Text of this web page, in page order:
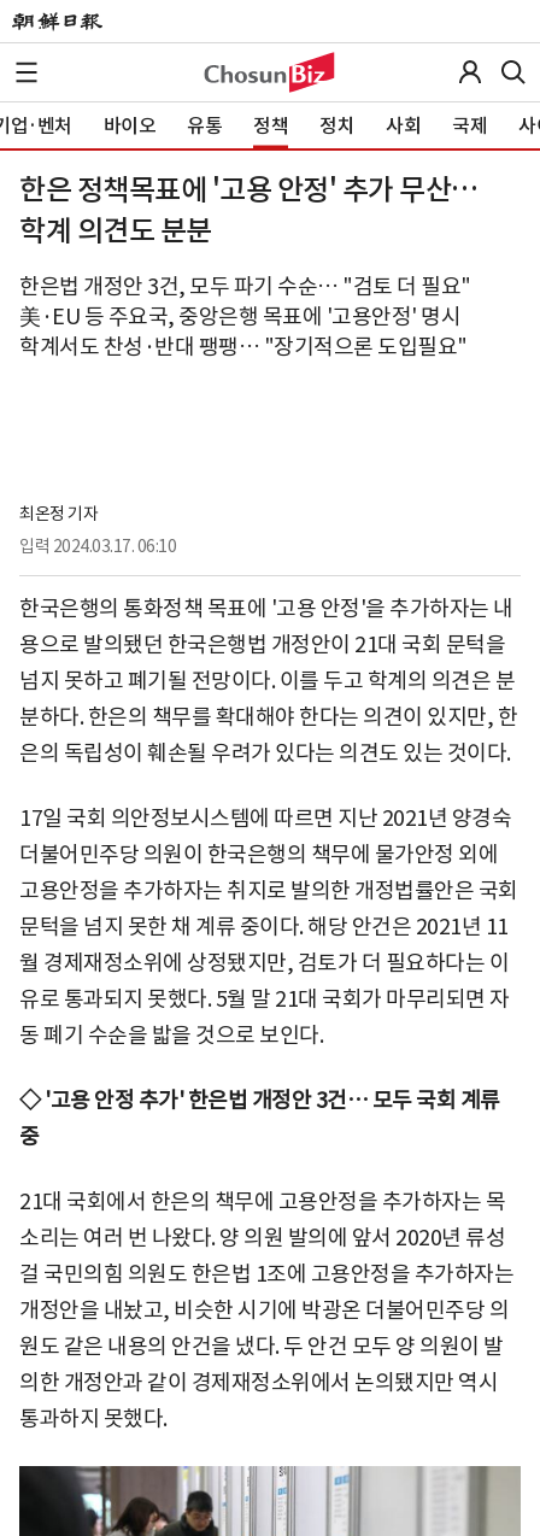
업·벤처 바이오 유통 정책 정치 사회 국제 사
한은 정책목표에 '고용 안정' 추가 무산…
학계 의견도 분분
한은법 개정안 3건, 모두 파기 수순… "검토 더 필요"
美·EU 등 주요국, 중앙은행 목표에 '고용안정' 명시
학계서도 찬성·반대 팽팽… "장기적으론 도입필요"
최온정 기자
입력 2024.03.17. 06:10
한국은행의 통화정책 목표에 '고용 안정'을 추가하자는 내
용으로 발의됐던 한국은행법 개정안이 21대 국회 문턱을
넘지 못하고 폐기될 전망이다. 이를 두고 학계의 의견은 분
분하다. 한은의 책무를 확대해야 한다는 의견이 있지만, 한
은의 독립성이 훼손될 우려가 있다는 의견도 있는 것이다.
17일 국회 의안정보시스템에 따르면 지난 2021년 양경숙
더불어민주당 의원이 한국은행의 책무에 물가안정 외에
고용안정을 추가하자는 취지로 발의한 개정법률안은 국회
문턱을 넘지 못한 채 계류 중이다. 해당 안건은 2021년 11
월 경제재정소위에 상정됐지만, 검토가 더 필요하다는 이
유로 통과되지 못했다. 5월 말 21대 국회가 마무리되면 자
동 폐기 수순을 밟을 것으로 보인다.
◇ '고용 안정 추가' 한은법 개정안 3건… 모두 국회 계류
중
21대 국회에서 한은의 책무에 고용안정을 추가하자는 목
소리는 여러 번 나왔다. 양 의원 발의에 앞서 2020년 류성
걸 국민의힘 의원도 한은법 1조에 고용안정을 추가하자는
개정안을 내놨고, 비슷한 시기에 박광온 더불어민주당 의
원도 같은 내용의 안건을 냈다. 두 안건 모두 양 의원이 발
의한 개정안과 같이 경제재정소위에서 논의됐지만 역시
통과하지 못했다.